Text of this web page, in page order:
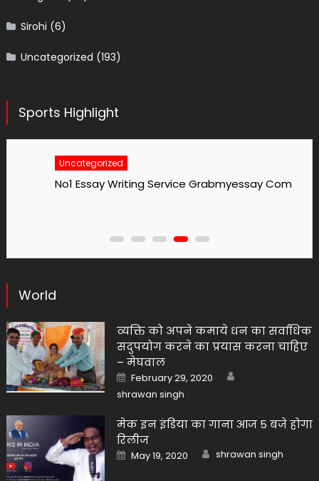
Sirohi (6)
Uncategorized (193)
Sports Highlight
Uncategorized
No1 Essay Writing Service Grabmyessay Com
World
व्यक्ति को अपने कमाये धन का सर्वाधिक
सदुपयोग करने का प्रयास करना चाहिए
– मेघवाल
Posted
on
February 29, 2020
shrawan singh
मेक इन इंडिया का गाना आज 5 बजे होगा
रिलीज
Posted
on
May 19, 2020 Author
shrawan singh